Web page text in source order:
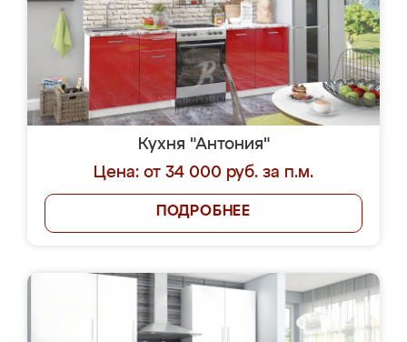
Кухня "Антония"
Цена: от 34 000 руб. за п.м.
ПОДРОБНЕЕ